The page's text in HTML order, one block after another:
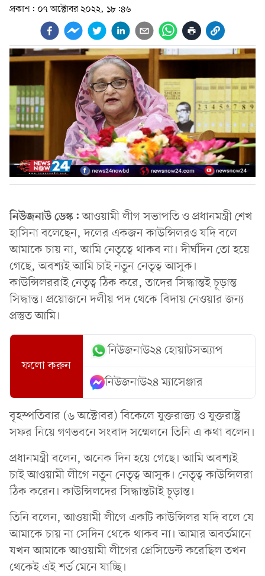
প্রকাশ: ০৭ অক্টোবর ২০২২, ১৮:৪৬
নিউজনাউ ডেস্ক:আওয়ামী লীগ সভাপতি ও প্রধানমন্ত্রী শেখ
হাসিনা বলেছেন, দলের একজন কাউন্সিলরও যদি বলে
আমাকে চায় না, আমি নেতৃত্বে থাকব না। দীর্ঘদিন তো হয়ে
গেছে, অবশ্যই আমি চাই নতুন নেতৃত্ব আসুক।
কাউন্সিলররাই নেতৃত্ব ঠিক করে, তাদের সিদ্ধান্তই চূড়ান্ত
সিদ্ধান্ত। প্রয়োজনে দলীয় পদ থেকে বিদায় নেওয়ার জন্য
প্রস্তুত আমি।
ফলো করুন
নিউজনাউ২৪ হোয়াটসঅ্যাপ
নিউজনাউ২৪ ম্যাসেঞ্জার
বৃহস্পতিবার (৬ অক্টোবর) বিকেলে যুক্তরাজ্য ও যুক্তরাষ্ট্র
সফর নিয়ে গণভবনে সংবাদ সম্মেলনে তিনি এ কথা বলেন।
প্রধানমন্ত্রী বলেন, অনেক দিন হয়ে গেছে। আমি অবশ্যই
চাই আওয়ামী লীগে নতুন নেতৃত্ব আসুক। নেতৃত্ব কাউন্সিলরা
ঠিক করেন। কাউন্সিলদের সিদ্ধান্তটাই চূড়ান্ত।
তিনি বলেন, আওয়ামী লীগে একটি কাউন্সিলর যদি বলে যে
আমাকে চায় না সেদিন থেকে থাকব না। আমার অবর্তমানে
যখন আমাকে আওয়ামী লীগের প্রেসিডেন্ট করেছিল তখন
থেকেই এই শর্ত মেনে যাচ্ছি।